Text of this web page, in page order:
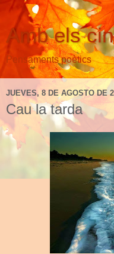
Amb els
Pensaments poètics
JUEVES, 8 DE AGOSTO DE
Cau la tarda